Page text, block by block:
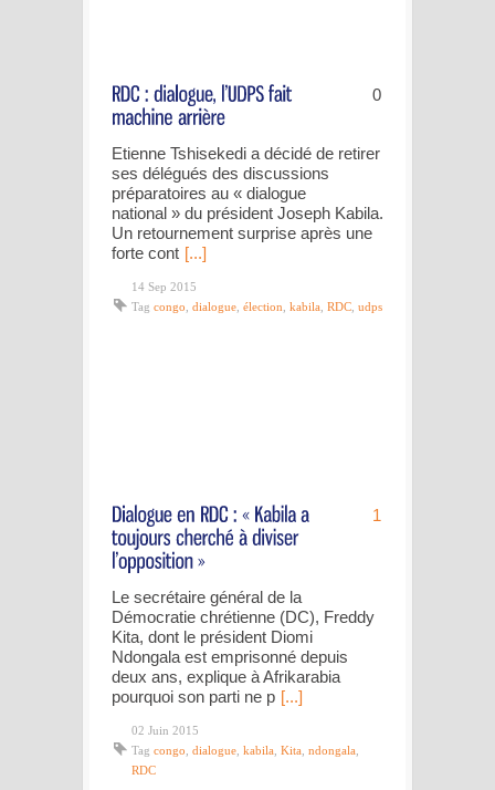
0
Etienne Tshisekedi a décidé de retirer
ses délégués des discussions
préparatoires au « dialogue
national » du président Joseph Kabila.
Un retournement surprise après une
forte cont [...]
14 Sep 2015
Tag congo dialogue élection kabila RDC udps
1
Le secrétaire général de la
Démocratie chrétienne (DC), Freddy
Kita, dont le président Diomi
Ndongala est emprisonné depuis
deux ans, explique à Afrikarabia
pourquoi son parti ne p [...]
02 Juin 2015
Tag congo, dialogue, kabila, Kita, ndongala,
RDC